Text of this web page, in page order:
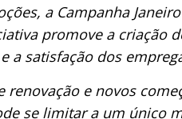
a Campanha
promove a criação
a satisfação dos
e novos
se limitar a um único